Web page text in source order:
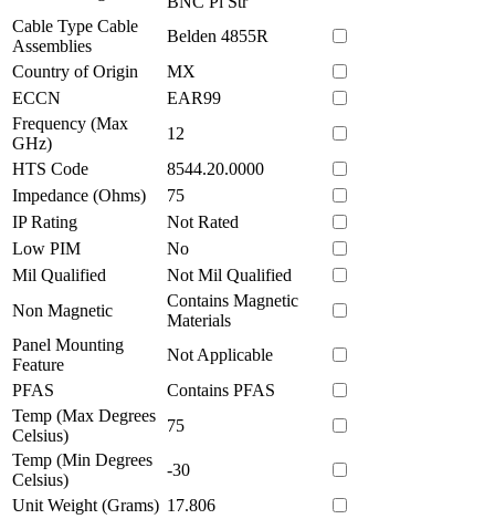
Cable Type Cable
Assemblies
Belden 4855R
Country of Origin
MX
ECCN
EAR99
Frequency (Max
GHz)
12
HTS Code
8544.20.0000
Impedance (Ohms)
75
IP Rating
Not Rated
Low PIM
No
Mil Qualified
Not Mil Qualified
Non Magnetic
Contains Magnetic
Materials
Panel Mounting
Feature
Not Applicable
PFAS
Contains PFAS
Temp (Max Degrees
Celsius)
75
Temp (Min Degrees
Celsius)
-30
Unit Weight (Grams) 17.806